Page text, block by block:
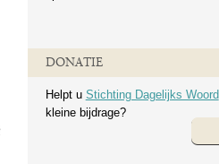
DONATIE
Helpt u Stichting Dagelijks Woord
kleine bijdrage?